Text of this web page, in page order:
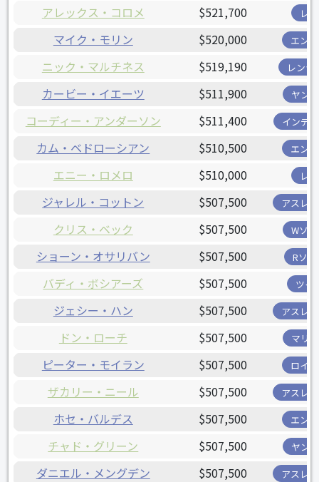
アレックス・コロメ $521,700 レ
マイク・モリン $520,000 エン
ニック・マルチネス $519,190 レンジ
カービー・イエーツ $511,900 ヤン
コーディー・アンダーソン $511,400 インデ
カム・ベドローシアン $510,500 エン
エニー・ロメロ $510,000 レ
ジャレル・コットン $507,500 アスレ
クリス・ベック $507,500 Wソ
ショーン・オサリバン $507,500 Rソ
バディ・ボシアーズ $507,500 ツイ
ジェシー・ハン $507,500 アスレ
ドン・ローチ $507,500 マリ
ピーター・モイラン $507,500 ロイ
ザカリー・ニール $507,500 アスレ
ホセ・バルデス $507,500 エン
チャド・グリーン $507,500 ヤン
ダニエル・メングデン $507,500 アスレ